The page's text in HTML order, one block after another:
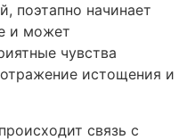
поэтапно начинает
и может
чувства
истощения и
связь с